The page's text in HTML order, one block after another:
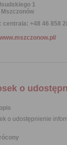
1
centrala: +48 46 858
o
o udostępnienie